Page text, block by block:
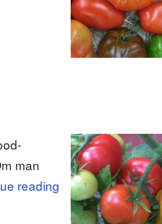
man
reading